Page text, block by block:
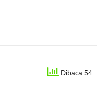
Dibaca 54